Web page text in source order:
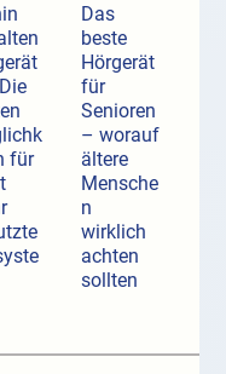
für
Das
beste
Hörgerät
für
Senioren
– worauf
ältere
Mensche
n
wirklich
achten
sollten